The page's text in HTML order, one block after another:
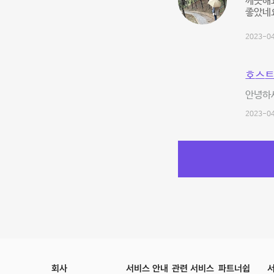
좋았네
2023-
호스
안녕
2023-
회사 서비스 안내 관련 서비스 파트너쉽